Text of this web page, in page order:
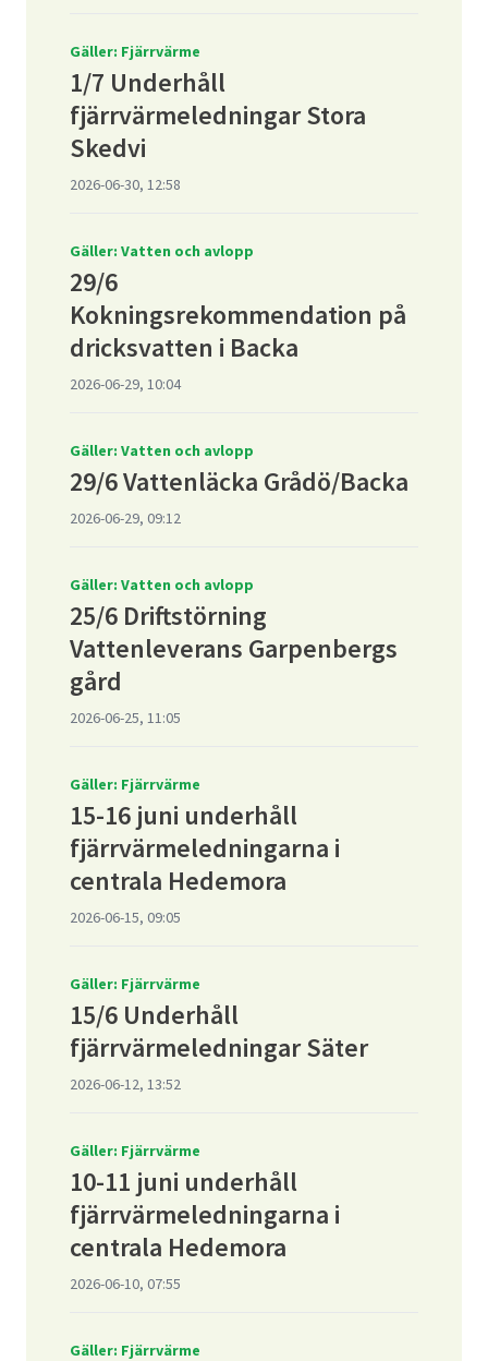
Gäller: Fjärrvärme
1/7 Underhåll
fjärrvärmeledningar Stora
Skedvi
2026-06-30, 12:58
Gäller: Vatten och avlopp
29/6
Kokningsrekommendation på
dricksvatten i Backa
2026-06-29, 10:04
Gäller: Vatten och avlopp
29/6 Vattenläcka Grådö/Backa
2026-06-29, 09:12
Gäller: Vatten och avlopp
25/6 Driftstörning
Vattenleverans Garpenbergs
gård
2026-06-25, 11:05
Gäller: Fjärrvärme
15-16 juni underhåll
fjärrvärmeledningarna i
centrala Hedemora
2026-06-15, 09:05
Gäller: Fjärrvärme
15/6 Underhåll
fjärrvärmeledningar Säter
2026-06-12, 13:52
Gäller: Fjärrvärme
10-11 juni underhåll
fjärrvärmeledningarna i
centrala Hedemora
2026-06-10, 07:55
Gäller: Fjärrvärme